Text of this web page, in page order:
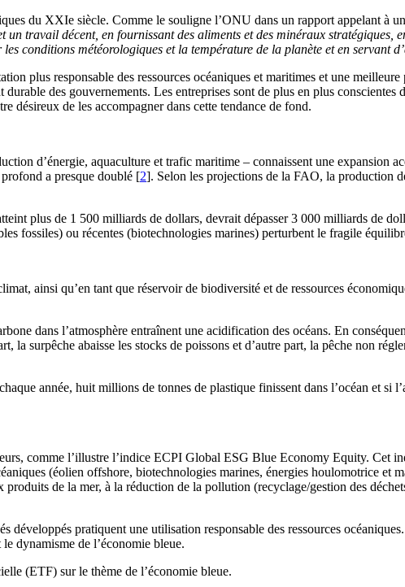
du XXIe siècle. Comme le souligne l’ONU dans un rapport appelant à
travail décent, en fournissant des aliments et des minéraux stratégiques,
conditions météorologiques et la température de la planète et en servant
plus responsable des ressources océaniques et maritimes et une
des gouvernements. Les entreprises sont de plus en plus
désireux de les accompagner dans cette tendance de fond.
d’énergie, aquaculture et trafic maritime – connaissent une expansion
a presque doublé [2]. Selon les projections de la FAO, la production
plus de 1 500 milliards de dollars, devrait dépasser 3 000 milliards de
fossiles) ou récentes (biotechnologies marines) perturbent le fragile
ainsi qu’en tant que réservoir de biodiversité et de ressources
dans l’atmosphère entraînent une acidification des océans. En
la surpêche abaisse les stocks de poissons et d’autre part, la pêche non
année, huit millions de tonnes de plastique finissent dans l’océan et si
comme l’illustre l’indice ECPI Global ESG Blue Economy Equity. Cet
(éolien offshore, biotechnologies marines, énergies houlomotrice et
de la mer, à la réduction de la pollution (recyclage/gestion des
pratiquent une utilisation responsable des ressources
dynamisme de l’économie bleue.
(ETF) sur le thème de l’économie bleue.